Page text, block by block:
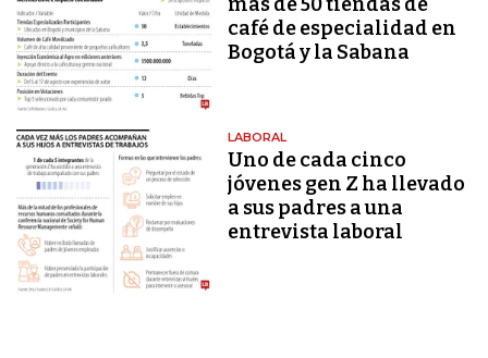
café de especialidad en
Bogotá y la Sabana
LABORAL
Uno de cada cinco
jóvenes gen Z ha llevado
a sus padres a una
entrevista laboral